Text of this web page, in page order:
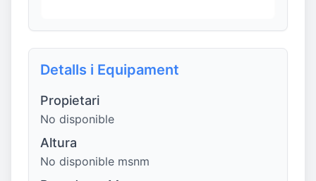
Detalls i Equipament
Propietari
No disponible
Altura
No disponible msnm